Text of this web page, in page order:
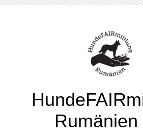
Rumänien